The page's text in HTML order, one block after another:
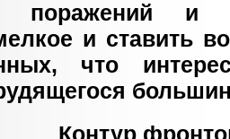
поражений и
и ставить
что
Контур